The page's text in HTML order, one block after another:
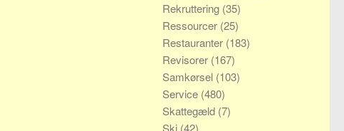
Rekruttering (35)
Ressourcer (25)
Restauranter (183)
Revisorer (167)
Samkørsel (103)
Service (480)
Skattegæld (7)
Ski (42)